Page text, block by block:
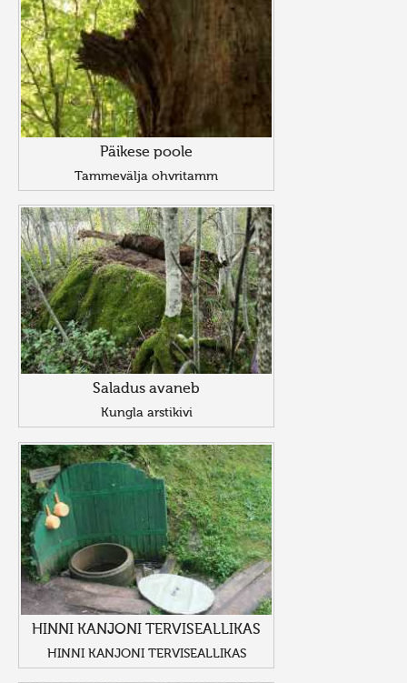
Päikese poole
Tammevälja ohvritamm
Saladus avaneb
Kungla arstikivi
HINNI KANJONI TERVISEALLIKAS
HINNI KANJONI TERVISEALLIKAS